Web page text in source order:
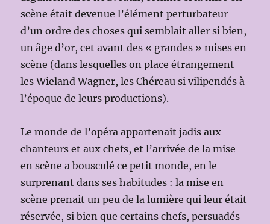
scène était devenue l’élément perturbateur
d’un ordre des choses qui semblait aller si bien,
un âge d’or, cet avant des « grandes » mises en
scène (dans lesquelles on place étrangement
les Wieland Wagner, les Chéreau si vilipendés à
l’époque de leurs productions).
Le monde de l’opéra appartenait jadis aux
chanteurs et aux chefs, et l’arrivée de la mise
en scène a bousculé ce petit monde, en le
surprenant dans ses habitudes : la mise en
scène prenait un peu de la lumière qui leur était
réservée, si bien que certains chefs, persuadés